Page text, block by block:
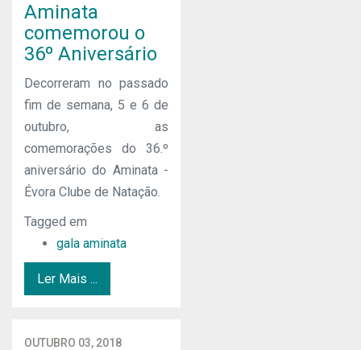
Aminata
comemorou o
36º Aniversário
Decorreram no passado
fim de semana, 5 e 6 de
outubro, as
comemorações do 36.º
aniversário do Aminata -
Évora Clube de Natação.
Tagged em
gala aminata
Ler Mais ...
OUTUBRO 03, 2018